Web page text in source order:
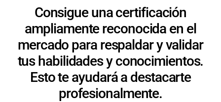
Consigue una certificación
ampliamente reconocida en el
mercado para respaldar y validar
tus habilidades y conocimientos.
Esto te ayudará a destacarte
profesionalmente.